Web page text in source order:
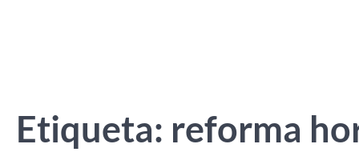
Etiqueta: reforma